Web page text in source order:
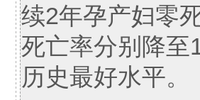
续2年孕产妇零
死亡率分别降
历史最好水平。